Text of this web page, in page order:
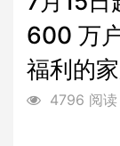
600 万
福利的
4796 阅读